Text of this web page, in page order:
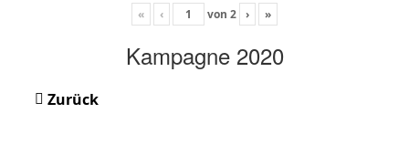
« ‹ von 2 › »
Kampagne 2020
Zurück